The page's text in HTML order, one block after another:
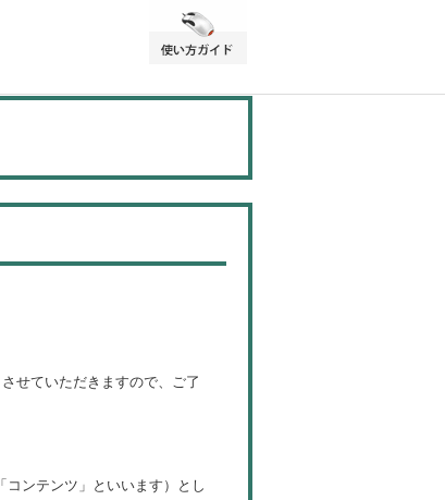
せていただきますので、ご了
ンテンツ」といいます）とし